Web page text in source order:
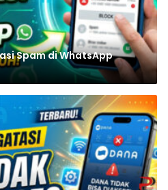
Spam di WhatsApp